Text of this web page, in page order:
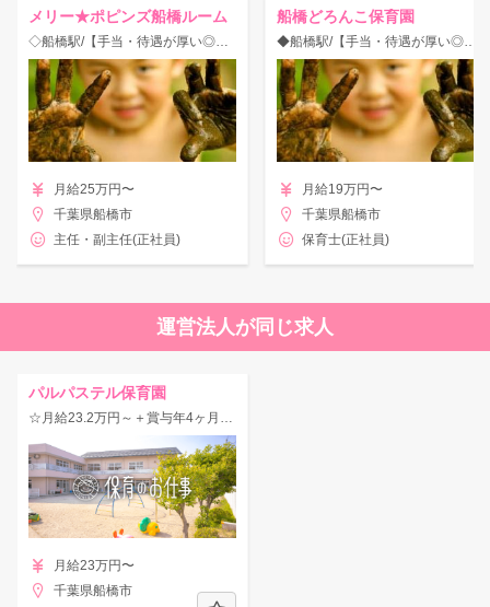
メリー★ポピンズ船橋ルーム
◇船橋駅/【手当・待遇が厚い◎】26ヶ所の認可保育園に加えグループ法人で計73園を運営！研修制度充実♪年休125日☆
月給25万円〜
千葉県船橋市
主任・副主任(正社員)
船橋どろんこ保育園
◆船橋駅/【手当・待遇が厚い◎】26ヶ所の認可保育園に加えグループ法人で計73園を運営！研修制度充実♪年休125日☆
月給19万円〜
千葉県船橋市
保育士(正社員)
運営法人が同じ求人
パルパステル保育園
☆月給23.2万円～＋賞与年4ヶ月☆【小規模×乳児保育！】【年休125日♪】メリハリバッチリの環境！
月給23万円〜
千葉県船橋市